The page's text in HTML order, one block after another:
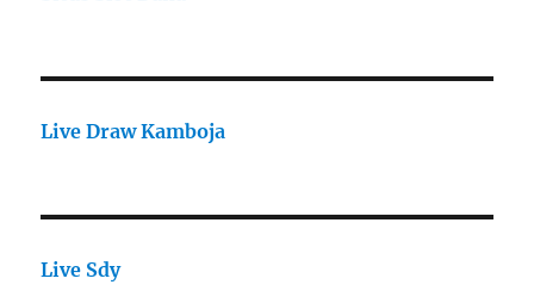
Live Draw Kamboja
Live Sdy